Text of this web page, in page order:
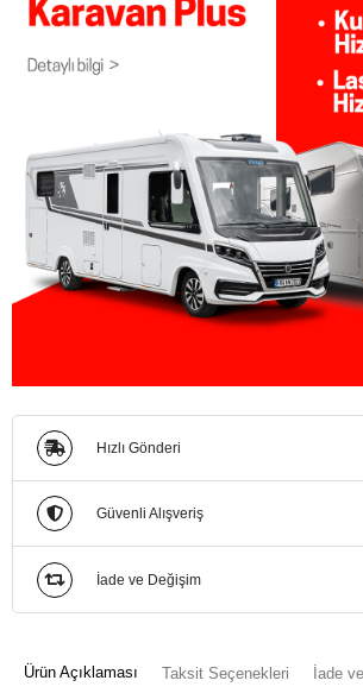
Hızlı Gönderi
Güvenli Alışveriş
İade ve Değişim
Ürün Açıklaması Taksit Seçenekleri İade